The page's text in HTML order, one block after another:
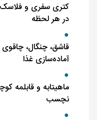
کتری سفری و
در هر لحظه
قاشق، چنگال،
آماده‌سازی غذا
ماهیتابه و
نچسب